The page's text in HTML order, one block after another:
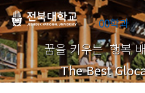
00학과
꿈을 키우는 '행복
The Best